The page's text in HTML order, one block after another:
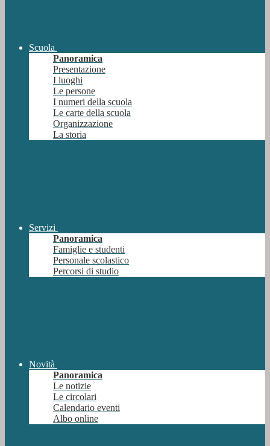
Scuola
Panoramica
Presentazione
I luoghi
Le persone
I numeri della scuola
Le carte della scuola
Organizzazione
La storia
Servizi
Panoramica
Famiglie e studenti
Personale scolastico
Percorsi di studio
Novità
Panoramica
Le notizie
Le circolari
Calendario eventi
Albo online